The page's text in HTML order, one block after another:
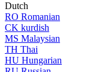
Dutch
RO Romanian
CK kurdish
MS Malaysian
TH Thai
HU Hungarian